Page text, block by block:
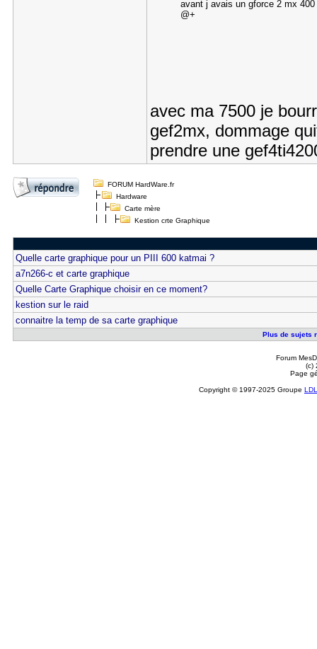
avant j avais un gforce 2 mx
@+
avec ma 7500 je
gef2mx, dommage
prendre une
FORUM HardWare.fr
Hardware
Carte mère
Kestion crte Graphique
Quelle carte graphique pour un PIII 600 katmai ?
a7n266-c et carte graphique
Quelle Carte Graphique choisir en ce moment?
kestion sur le raid
connaitre la temp de sa carte graphique
Plus de sujets
Forum
(c)
Page
Copyright © 1997-2025 Groupe